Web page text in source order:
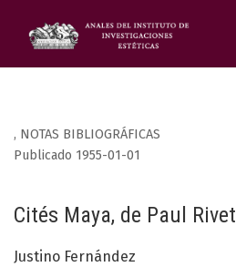
, NOTAS BIBLIOGRÁFICAS
Cités Maya, de Paul Rivet
Publicado 1955-01-01
Justino Fernández